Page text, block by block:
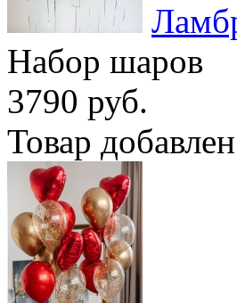
Набор шаров
3790 руб.
Товар добавлен